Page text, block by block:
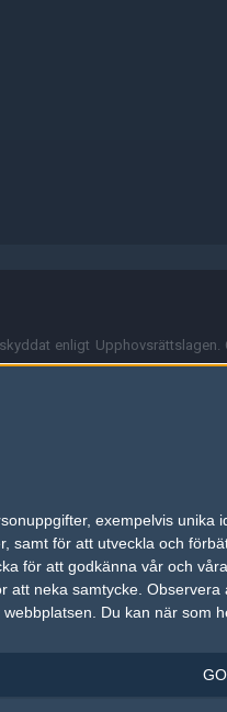
exempelvis unika
samt för att utveckla och
för att godkänna vår och
att neka samtycke. Observera
Du kan när som
enligt
enskild skribent och
frågor rörande sajten kan du
information så som
cookies kan du stänga av
av lagen om elektronisk